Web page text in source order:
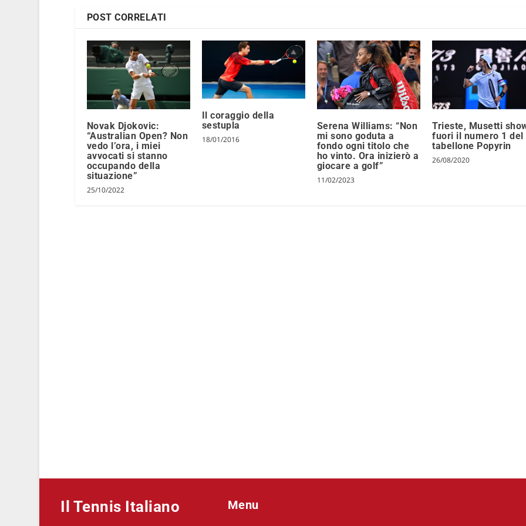
POST CORRELATI
Novak Djokovic:
“Australian Open? Non
vedo l’ora, i miei
avvocati si stanno
occupando della
situazione”
25/10/2022
Il coraggio della
sestupla
18/01/2016
Serena Williams: “Non
mi sono goduta a
fondo ogni titolo che
ho vinto. Ora inizierò a
giocare a golf”
11/02/2023
Trieste, Musetti
fuori il numero 1 del
tabellone Popyrin
26/08/2020
Il Tennis Italiano Menu